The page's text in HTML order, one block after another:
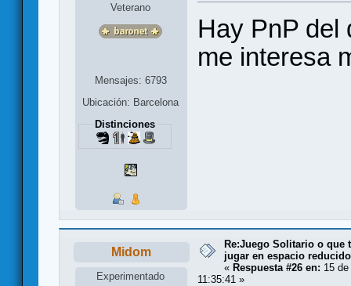
Veterano
Mensajes: 6793
Ubicación: Barcelona
Distinciones
Hay PnP del
me interesa
Midom
Experimentado
Re:Juego Solitario o que
jugar en espacio
« Respuesta #26 en: 15
11:35:41 »